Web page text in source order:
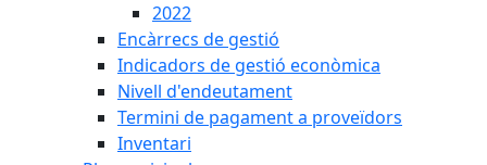
2022
Encàrrecs de gestió
Indicadors de gestió econòmica
Nivell d'endeutament
Termini de pagament a proveïdors
Inventari